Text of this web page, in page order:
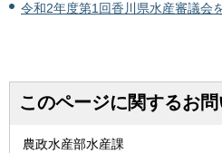
令和2年度第1回香川県水産審議会
このページに関するお
農政水産部水産課